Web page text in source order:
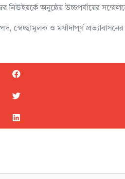
অনুষ্ঠেয় উচ্চপর্যায়ের
স্বেচ্ছামূলক ও মর্যাদাপূর্ণ